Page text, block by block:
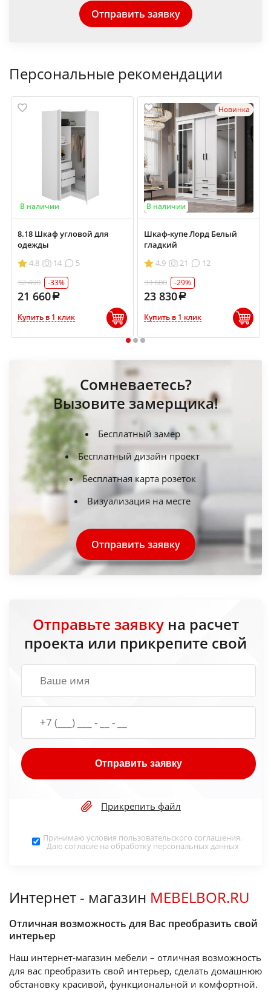
Отправить заявку
Персональные рекомендации
В наличии
8.18 Шкаф угловой для
одежды
4.8
14
5
32 490
-33%
21 660
Купить в 1 клик
Новинка
В наличии
Шкаф-купе Лорд Белый
гладкий
4.9
21
12
33 600
-29%
23 830
Купить в 1 клик
1 2 3
Сомневаетесь?
Вызовите замерщика!
Бесплатный замер
Бесплатный дизайн проект
Бесплатная карта розеток
Визуализация на месте
Отправить заявку
Отправьте заявкуна расчет
проекта или прикрепите свой
Отправить заявку
Прикрепить файл
Принимаю условия пользовательского соглашения.
Даю согласие на обработку персональных данных
Интернет - магазин MEBELBOR.RU
Отличная возможность для Вас преобразить свой
интерьер
Наш интернет-магазин мебели – отличная возможность
для вас преобразить свой интерьер, сделать домашнюю
обстановку красивой, функциональной и комфортной.